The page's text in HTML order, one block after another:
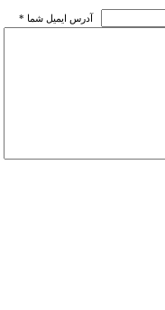
* آدرس ايميل شما